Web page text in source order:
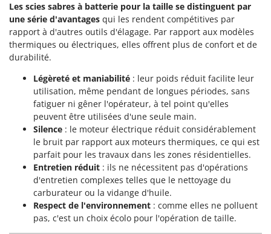
Shark
Silky
Simatech
Sirman
Skil
Smartwood
Smeg
Snapper
Solidur
Spice Electronics
Spiralmac
Spring Protezione
Spyro
Les scies sabres à batterie pour la taille se distinguent par
une série d'avantages qui les rendent compétitives par
rapport à d'autres outils d'élagage. Par rapport aux modèles
thermiques ou électriques, elles offrent plus de confort et de
durabilité.
Légèreté et maniabilité : leur poids réduit facilite leur
utilisation, même pendant de longues périodes, sans
fatiguer ni gêner l'opérateur, à tel point qu'elles
peuvent être utilisées d'une seule main.
Silence : le moteur électrique réduit considérablement
le bruit par rapport aux moteurs thermiques, ce qui est
parfait pour les travaux dans les zones résidentielles.
Entretien réduit : ils ne nécessitent pas d'opérations
d'entretien complexes telles que le nettoyage du
carburateur ou la vidange d'huile.
Respect de l'environnement : comme elles ne polluent
pas, c'est un choix écolo pour l'opération de taille.